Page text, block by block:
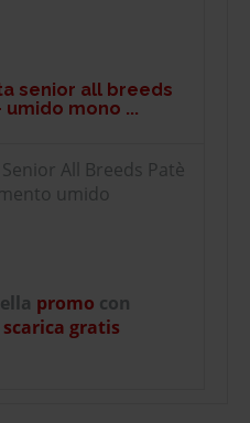
senior all breeds
mono ...
All Breeds Patè
umido
promo con
scarica gratis